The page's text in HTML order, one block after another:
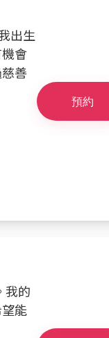
出生
會
善
預約
我的
能